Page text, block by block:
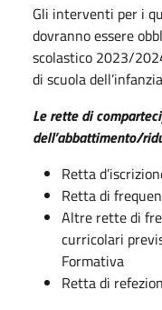
Gli interventi per i
dovranno essere
scolastico 2023/
di scuola
Le rette di
dell’abbattimento/
Retta
Retta di
Altre rette di
curricolari
Formativa
Retta di